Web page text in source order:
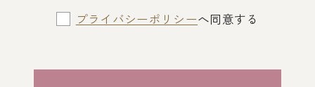
プライバシーポリシーへ同意する